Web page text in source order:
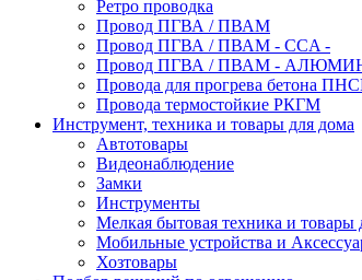
Ретро проводка
Провод ПГВА / ПВАМ
Провод ПГВА / ПВАМ - CCA -
Провод ПГВА / ПВАМ -
Провода для прогрева бетона
Провода термостойкие РКГМ
Инструмент, техника и товары для дома
Автотовары
Видеонаблюдение
Замки
Инструменты
Мелкая бытовая техника и товары
Мобильные устройства и
Хозтовары